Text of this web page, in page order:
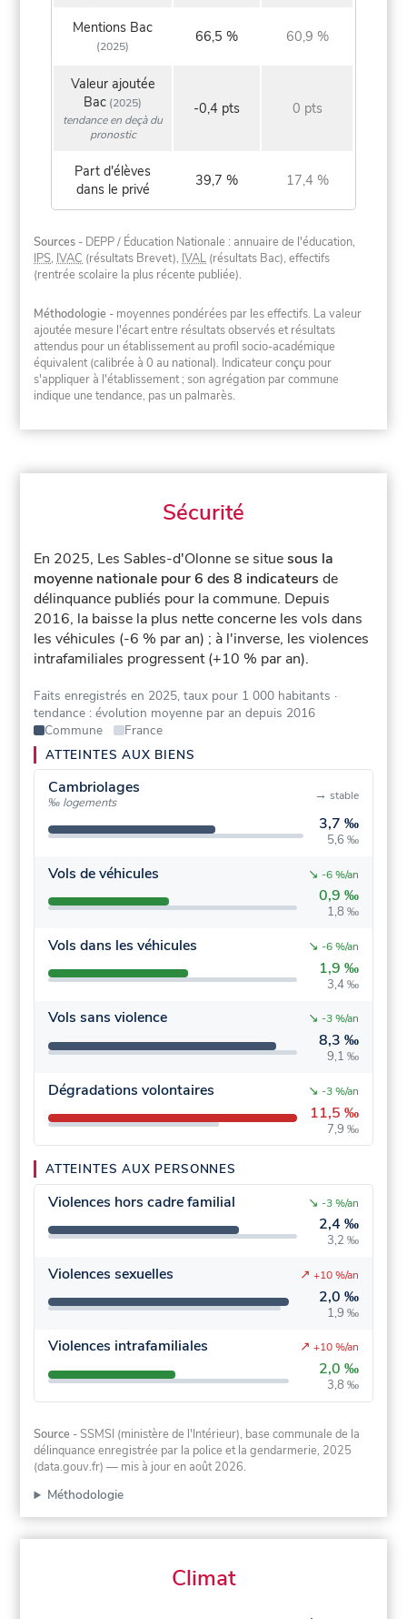
Mentions Bac
(2025)
66,5 % 60,9 %
Valeur ajoutée
Bac (2025)
tendance en deçà du
pronostic
-0,4 pts 0 pts
Part d'élèves
dans le privé
39,7 % 17,4 %
Sources - DEPP / Éducation Nationale : annuaire de l'éducation,
IPS, IVAC (résultats Brevet), IVAL (résultats Bac), effectifs
(rentrée scolaire la plus récente publiée).
Méthodologie - moyennes pondérées par les effectifs. La valeur
ajoutée mesure l'écart entre résultats observés et résultats
attendus pour un établissement au profil socio-académique
équivalent (calibrée à 0 au national). Indicateur conçu pour
s'appliquer à l'établissement ; son agrégation par commune
indique une tendance, pas un palmarès.
Sécurité
En 2025, Les Sables-d'Olonne se situesous la
moyenne nationale pour 6 des 8 indicateurs de
délinquance publiés pour la commune. Depuis
2016, la baisse la plus nette concerne les vols dans
les véhicules (-6 % par an) ; à l'inverse, les violences
intrafamiliales progressent (+10 % par an).
Faits enregistrés en 2025, taux pour 1 000 habitants ·
tendance : évolution moyenne par an depuis 2016
Commune
France
ATTEINTES AUX BIENS
Cambriolages
‰ logements
3,7 ‰
5,6 ‰
→ stable
Vols de véhicules
0,9 ‰
1,8 ‰
↘ -6 %/an
Vols dans les véhicules
1,9 ‰
3,4 ‰
↘ -6 %/an
Vols sans violence
8,3 ‰
9,1 ‰
↘ -3 %/an
Dégradations volontaires
11,5 ‰
7,9 ‰
↘ -3 %/an
ATTEINTES AUX PERSONNES
Violences hors cadre familial
2,4 ‰
3,2 ‰
↘ -3 %/an
Violences sexuelles
2,0 ‰
1,9 ‰
↗ +10 %/an
Violences intrafamiliales
2,0 ‰
3,8 ‰
↗ +10 %/an
Source - SSMSI (ministère de l'Intérieur), base communale de la
délinquance enregistrée par la police et la gendarmerie, 2025
(data.gouv.fr) — mis à jour en août 2026.
Méthodologie
Climat